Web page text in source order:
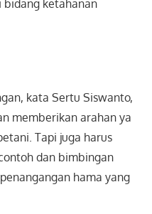
bidang ketahanan
kata Sertu Siswanto,
memberikan arahan ya
Tapi juga harus
dan bimbingan
hama yang